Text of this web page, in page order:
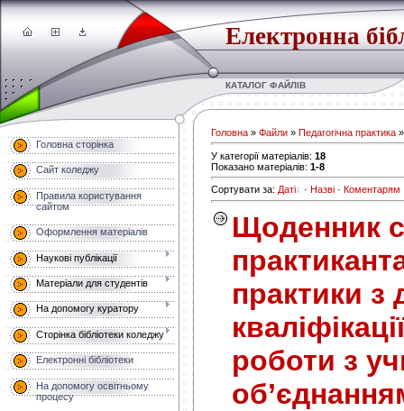
Електронна
КАТАЛОГ ФАЙЛІВ
Головна сторінка
Сайт коледжу
Правила користування
сайтом
Оформлення матеріалів
Наукові публікації
Матеріали для студентів
На допомогу куратору
Сторінка бібліотеки коледжу
Електронні бібліотеки
На допомогу освітньому
процесу
Головна » Файли » Педагогічна практика
У категорії матеріалів: 18
Показано матеріалів: 1-8
Сортувати за: Даті · Назві · Коментарям
Щоденник
практики з
роботи з